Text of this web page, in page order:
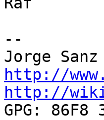
--
http://
http://
GPG: 86F8